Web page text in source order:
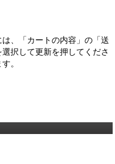
、「カートの内容」の「送
択して更新を押してくださ
。